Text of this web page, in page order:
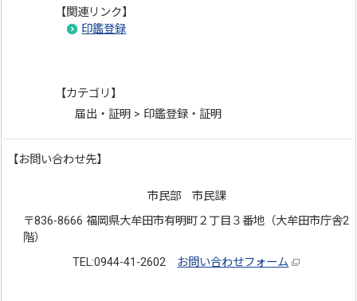
【関連リンク】
印鑑登録
【カテゴリ】
届出・証明 > 印鑑登録・証明
【お問い合わせ先】
市民部 市民課
〒836-8666 福岡県大牟田市有明町２丁目３番地（大牟田市庁舎2
階）
TEL:0944-41-2602
お問い合わせフォーム